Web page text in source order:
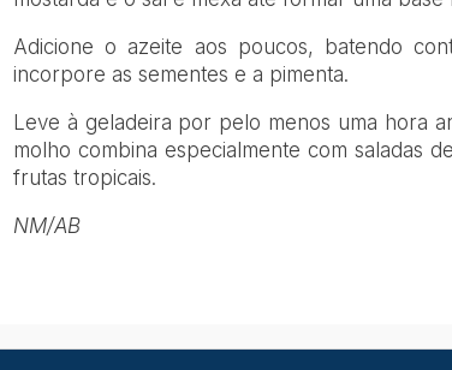
Adicione o azeite aos poucos, batendo
incorpore as sementes e a pimenta.
Leve à geladeira por pelo menos uma hora
molho combina especialmente com saladas
frutas tropicais.
NM/AB